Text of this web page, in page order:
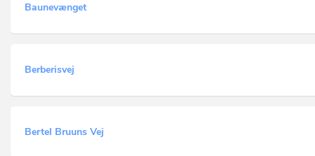
Baunevænget
Berberisvej
Bertel Bruuns Vej